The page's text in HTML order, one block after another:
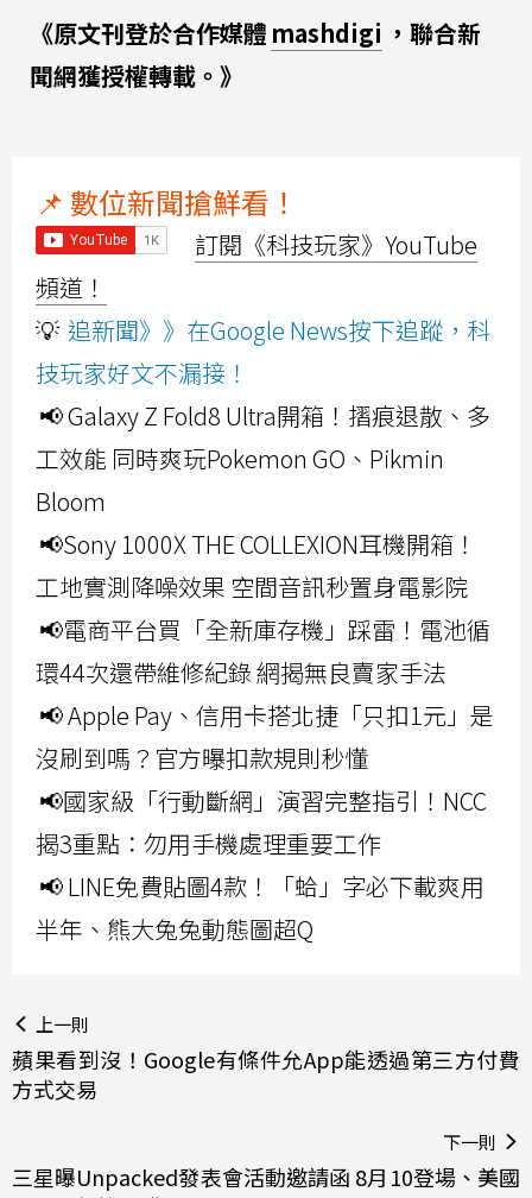
《原文刊登於合作媒體 mashdigi ，聯合新
聞網獲授權轉載。》
📌 數位新聞搶鮮看！
訂閱《科技玩家》YouTube
頻道！
💡 追新聞》》在Google News按下追蹤，科
技玩家好文不漏接！
📢 Galaxy Z Fold8 Ultra開箱！摺痕退散、多
工效能 同時爽玩Pokemon GO、Pikmin
Bloom
📢Sony 1000X THE COLLEXION耳機開箱！
工地實測降噪效果 空間音訊秒置身電影院
📢電商平台買「全新庫存機」踩雷！電池循
環44次還帶維修紀錄 網揭無良賣家手法
📢 Apple Pay、信用卡搭北捷「只扣1元」是
沒刷到嗎？官方曝扣款規則秒懂
📢國家級「行動斷網」演習完整指引！NCC
揭3重點：勿用手機處理重要工作
📢 LINE免費貼圖4款！「蛤」字必下載爽用
半年、熊大兔兔動態圖超Q
上一則
蘋果看到沒！Google有條件允App能透過第三方付費
方式交易
下一則
三星曝Unpacked發表會活動邀請函 8月10登場、美國